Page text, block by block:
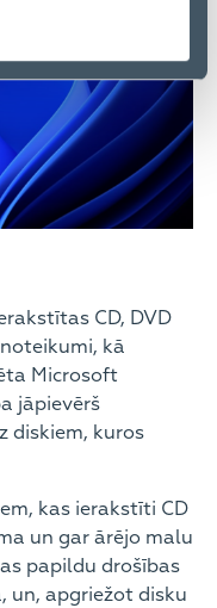
CD, DVD
kā
Microsoft
jāpievērš
diskiem, kuros
kas ierakstīti CD
un gar ārējo malu
papildu drošības
un, apgriežot disku